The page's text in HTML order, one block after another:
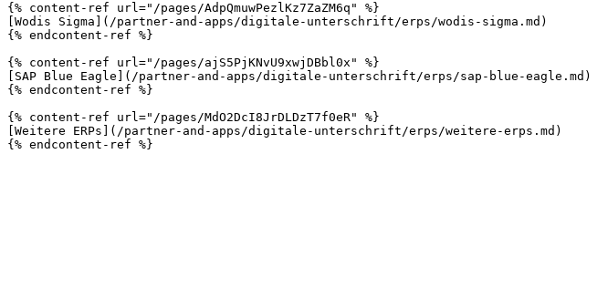
{% content-ref url="/pages/AdpQmuwPezlKz7ZaZM6q" %}
[Wodis Sigma](/partner-and-apps/digitale-unterschrift/erps/wodis-sigma.md)
{% endcontent-ref %}
{% content-ref url="/pages/ajS5PjKNvU9xwjDBbl0x" %}
[SAP Blue Eagle](/partner-and-apps/digitale-unterschrift/erps/sap-blue-eagle.md)
{% endcontent-ref %}
{% content-ref url="/pages/MdO2DcI8JrDLDzT7f0eR" %}
[Weitere ERPs](/partner-and-apps/digitale-unterschrift/erps/weitere-erps.md)